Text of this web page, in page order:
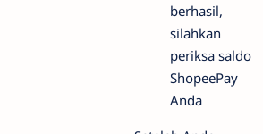
berhasil,
silahkan
periksa saldo
ShopeePay
Anda